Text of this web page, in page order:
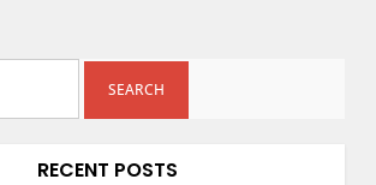
RECENT POSTS